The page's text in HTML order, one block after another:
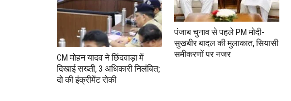
CM मोहन यादव ने छिंदवाड़ा में
दिखाई सख्ती, 3 अधिकारी निलंबित;
दो की इंक्रीमेंट रोकी
पंजाब चुनाव से पहले PM मोदी-
सुखबीर बादल की मुलाकात, सियासी
समीकरणों पर नजर